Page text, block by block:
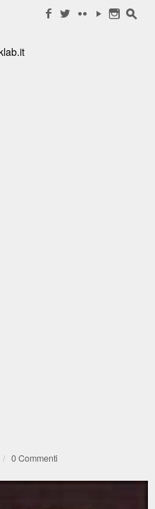
f w c y n s
/ 0 Commenti